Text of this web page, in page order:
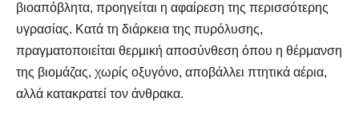
βιοαπόβλητα, προηγείται η αφαίρεση της περισσότερης
υγρασίας. Κατά τη διάρκεια της πυρόλυσης,
πραγματοποιείται θερμική αποσύνθεση όπου η θέρμανση
της βιομάζας, χωρίς οξυγόνο, αποβάλλει πτητικά αέρια,
αλλά κατακρατεί τον άνθρακα.